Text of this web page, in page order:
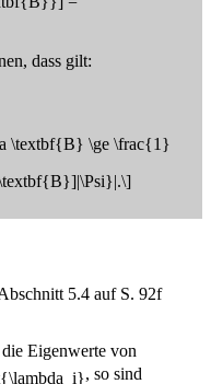
dass gilt:
5.4 auf S. 92f
die Eigenwerte von
, so sind